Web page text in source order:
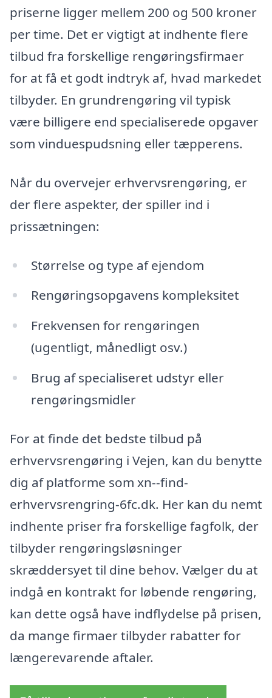
priserne ligger mellem 200 og 500 kroner
per time. Det er vigtigt at indhente flere
tilbud fra forskellige rengøringsfirmaer
for at få et godt indtryk af, hvad markedet
tilbyder. En grundrengøring vil typisk
være billigere end specialiserede opgaver
som vinduespudsning eller tæpperens.
Når du overvejer erhvervsrengøring, er
der flere aspekter, der spiller ind i
prissætningen:
Størrelse og type af ejendom
Rengøringsopgavens kompleksitet
Frekvensen for rengøringen
(ugentligt, månedligt osv.)
Brug af specialiseret udstyr eller
rengøringsmidler
For at finde det bedste tilbud på
erhvervsrengøring i Vejen, kan du benytte
dig af platforme som xn--find-
erhvervsrengring-6fc.dk. Her kan du nemt
indhente priser fra forskellige fagfolk, der
tilbyder rengøringsløsninger
skræddersyet til dine behov. Vælger du at
indgå en kontrakt for løbende rengøring,
kan dette også have indflydelse på prisen,
da mange firmaer tilbyder rabatter for
længerevarende aftaler.